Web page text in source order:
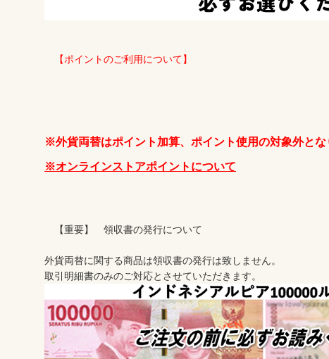
【ポイントのご利用について】
※外貨両替はポイント加算、ポイント使用の対象外とな
※オンラインストアポイントについて
【重要】　領収書の発行について
外貨両替に関する商品は領収書の発行は致しません。